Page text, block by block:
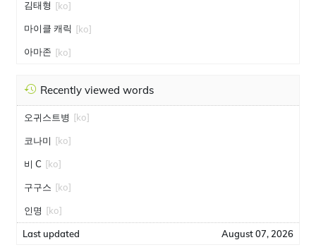
김태형 [ko]
마이클 캐릭 [ko]
아마존 [ko]
Recently viewed words
오귀스트병 [ko]
코나미 [ko]
비 C [ko]
구구스 [ko]
인명 [ko]
Last updated August 07, 2026